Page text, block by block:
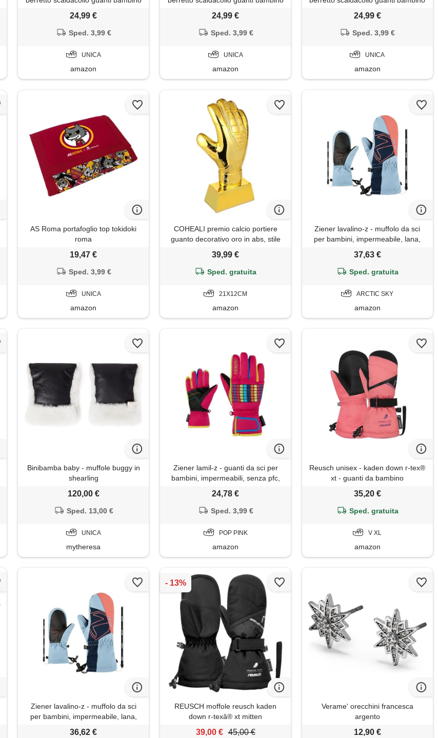
24,99 €
Sped. 3,99 €
UNICA
amazon
24,99 €
Sped. 3,99 €
UNICA
amazon
24,99 €
Sped. 3,99 €
UNICA
amazon
AS Roma portafoglio top tokidoki
roma
19,47 €
Sped. 3,99 €
UNICA
amazon
COHEALI premio calcio portiere
guanto decorativo oro in abs, stile
estiva e competizioni calcistiche
39,99 €
Sped. gratuita
21X12CM
amazon
Ziener lavalino-z - muffolo da sci
per bambini, impermeabile, lana,
37,63 €
Sped. gratuita
ARCTIC SKY
amazon
Binibamba baby - muffole buggy in
shearling
120,00 €
Sped. 13,00 €
UNICA
mytheresa
Ziener lamil-z - guanti da sci per
bambini, impermeabili, senza pfc,
24,78 €
Sped. 3,99 €
POP PINK
amazon
Reusch unisex - kaden down r-tex®
xt - guanti da bambino
35,20 €
Sped. gratuita
V XL
amazon
Ziener lavalino-z - muffolo da sci
per bambini, impermeabile, lana,
extra caldo, arctic sky, 6,5
36,62 €
REUSCH moffole reusch kaden
down r-texâ® xt mitten
39,00 € 45,00 €
Verame' orecchini francesca
argento
12,90 €